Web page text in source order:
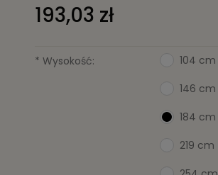
193,03 zł
* Wysokość:
104 cm
146 cm
184 cm
219 cm